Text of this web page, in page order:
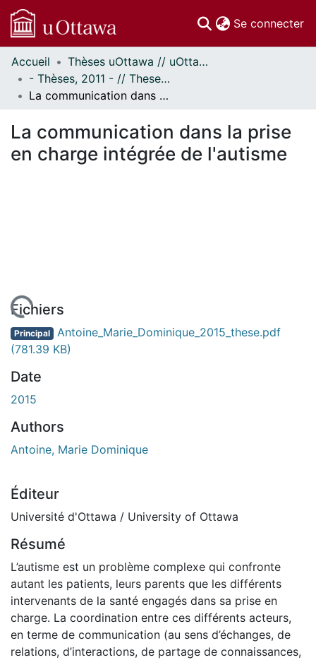
Se connecter
Communautés
et collections
Parcourir
À propos
Accueil
Thèses uOttawa // uOttawa Theses
- Thèses, 2011 - // Theses, 2011 -
La communication dans la prise en charge intégrée de l'autisme
La communication dans la prise
en charge intégrée de l'autisme
En cours de chargement...
Fichiers
Principal Antoine_Marie_Dominique_2015_these.pdf
(781.39 KB)
Date
2015
Authors
Antoine, Marie Dominique
Éditeur
Université d'Ottawa / University of Ottawa
Résumé
L’autisme est un problème complexe qui confronte
autant les patients, leurs parents que les différents
intervenants de la santé engagés dans sa prise en
charge. La coordination entre ces différents acteurs,
en terme de communication (au sens d’échanges, de
relations, d’interactions, de partage de connaissances,